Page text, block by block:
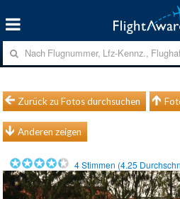
Zurück zu Fotos durchsuchen
Anderen zeigen
4Stimmen (4.25